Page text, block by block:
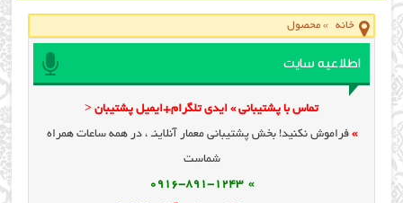
خانه »محصول
اطلاعیه سایت
تماس با پشتیبانی » ایدی تلگرام+ایمیل پشتیبان <
» فراموش نکنید! بخش پشتیبانی معمار آنلاینـ ، در همه ساعات همراه
شماست
» 0916-891-1243